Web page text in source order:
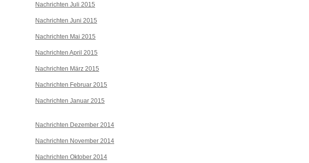
Nachrichten Juli 2015
Nachrichten Juni 2015
Nachrichten Mai 2015
Nachrichten April 2015
Nachrichten März 2015
Nachrichten Februar 2015
Nachrichten Januar 2015
Nachrichten Dezember 2014
Nachrichten November 2014
Nachrichten Oktober 2014